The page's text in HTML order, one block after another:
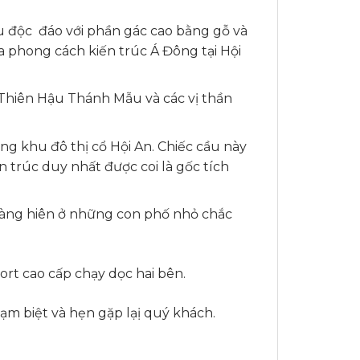
đáo với phần gác cao bằng gỗ và
phong cách kiến trúc Á Đông tại Hội
Hậu Thánh Mẫu và các vị thần
khu đô thị cổ Hội An. Chiếc cầu này
trúc duy nhất được coi là gốc tích
hiên ở những con phố nhỏ chắc
cao cấp chạy dọc hai bên.
biệt và hẹn gặp lạị quý khách.